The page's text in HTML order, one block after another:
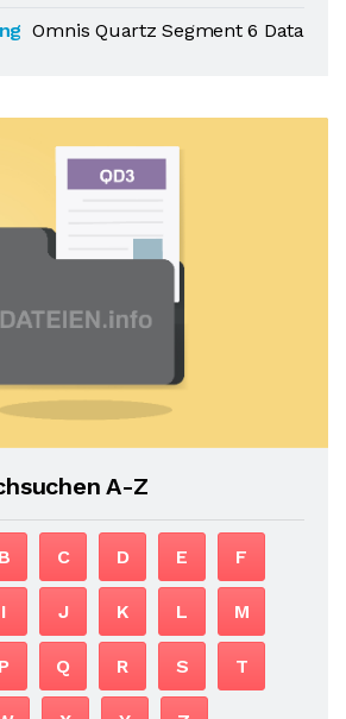
Omnis Quartz Segment 6 Data
A-Z
B C D E F
I J K L M
P Q R S T